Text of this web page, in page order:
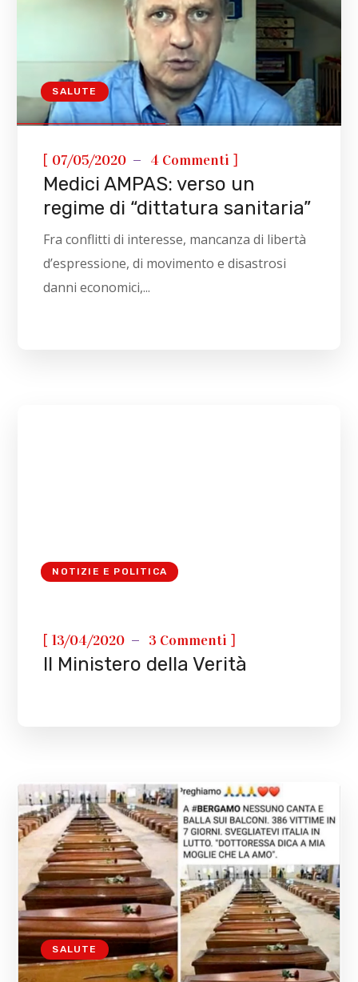
SALUTE
[ 07/05/2020 4 Commenti ]
Medici AMPAS: verso un
regime di “dittatura sanitaria”
Fra conflitti di interesse, mancanza di libertà
d’espressione, di movimento e disastrosi
danni economici,...
NOTIZIE E POLITICA
[13/04/2020 3 Commenti ]
Il Ministero della Verità
SALUTE